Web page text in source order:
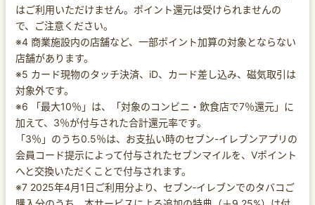
はご利用いただけません。ポイント還元は受けられませんの
で、ご注意ください。
※4 商業施設内の店舗など、一部ポイント加算の対象とならない
店舗があります。
※5 カード現物のタッチ決済、iD、カード差し込み、磁気取引は
対象外です。
※6 「最大10％」は、「対象のコンビニ・飲食店で7％還元」に
加えて、3％が付与された合計還元率です。
「3％」のうち0.5％は、お支払い時のセブン-イレブンアプリの
会員コード提示によって付与されたセブンマイルを、Vポイント
へと交換いただくことで付与されます。
※7 2025年4月1日ご利用分より、セブン‐イレブンでのタバコご